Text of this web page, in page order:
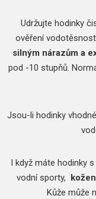
Udržujte hodinky
ověření
silným nárazům a
pod -10 stupňů.
Jsou-li hodinky
I když máte hodinky
vodní sporty,
Kůže může